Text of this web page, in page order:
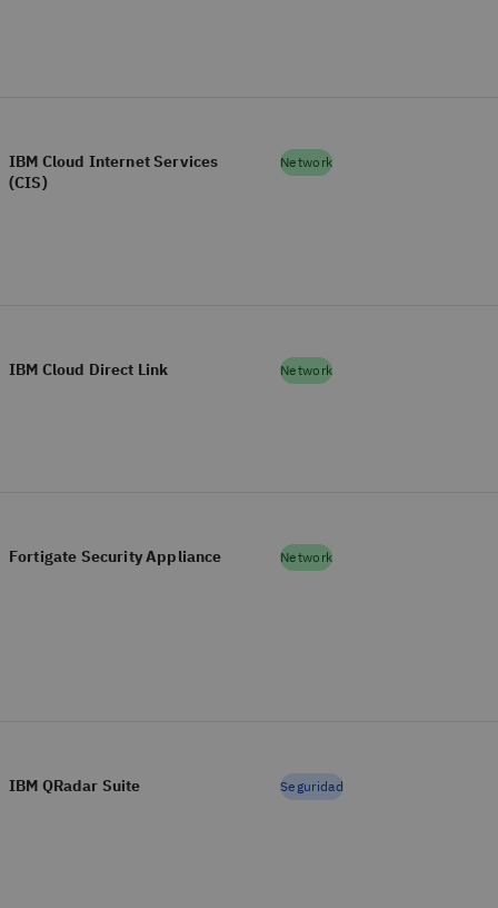
IBM Cloud Internet Services
(CIS)
Network
IBM Cloud Direct Link Network
Fortigate Security Appliance Network
IBM QRadar Suite Seguridad